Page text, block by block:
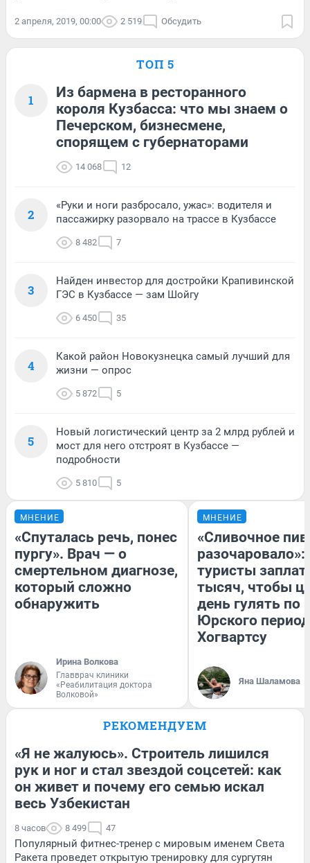
2 апреля, 2019, 00:00 2 519 Обсудить
ТОП 5
1
Из бармена в ресторанного
короля Кузбасса: что мы знаем о
Печерском, бизнесмене,
спорящем с губернаторами
14 068 12
2
«Руки и ноги разбросало, ужас»: водителя и
пассажирку разорвало на трассе в Кузбассе
8 482 7
3
Найден инвестор для достройки Крапивинской
ГЭС в Кузбассе — зам Шойгу
6 450 35
4
Какой район Новокузнецка самый лучший для
жизни — опрос
5 872 5
5
Новый логистический центр за 2 млрд рублей и
мост для него отстроят в Кузбассе —
подробности
5 810 5
МНЕНИЕ
«Спуталась речь, понес
пургу». Врач — о
смертельном диагнозе,
который сложно
обнаружить
Ирина Волкова
Главврач клиники
«Реабилитация доктора
Волковой»
МНЕНИЕ
«Сливочное
разочаровало»:
туристы
тысяч, чтобы
день гулять по
Юрского
Хогвартсу
Яна Шаламова
РЕКОМЕНДУЕМ
«Я не жалуюсь». Строитель лишился
рук и ног и стал звездой соцсетей: как
он живет и почему его семью искал
весь Узбекистан
8 часов 8 499 47
Популярный фитнес-тренер с мировым именем Света
Ракета проведет открытую тренировку для сургутян